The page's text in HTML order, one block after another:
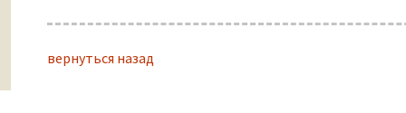
вернуться назад